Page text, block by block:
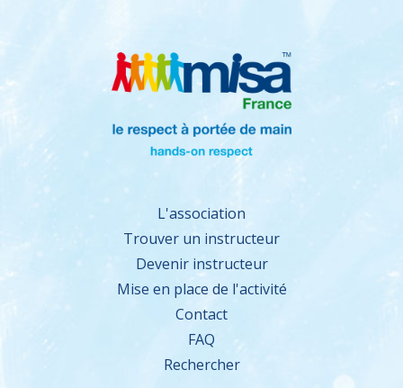
L'association
Trouver un instructeur
Devenir instructeur
Mise en place de l'activité
Contact
FAQ
Rechercher